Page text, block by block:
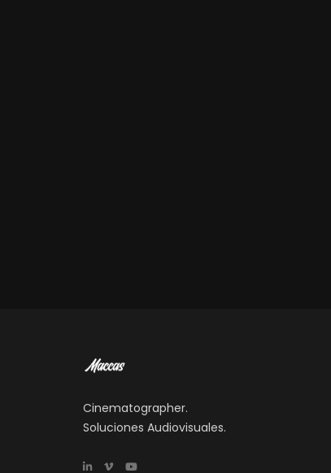
Cinematographer.
Soluciones Audiovisuales.